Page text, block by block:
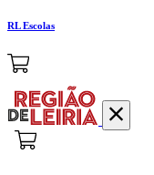
RL Escolas